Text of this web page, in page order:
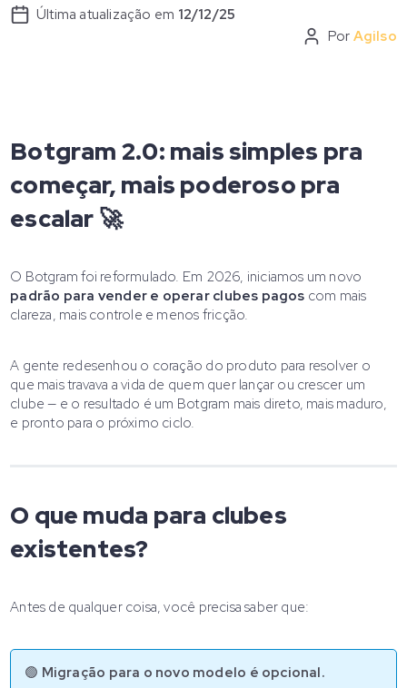
Última atualização em 12/12/25
Por Agilso
Botgram 2.0: mais simples pra
começar, mais poderoso pra
escalar 🚀
O Botgram foi reformulado. Em 2026, iniciamos um novo
padrão para vender e operar clubes pagos com mais
clareza, mais controle e menos fricção.
A gente redesenhou o coração do produto para resolver o
que mais travava a vida de quem quer lançar ou crescer um
clube — e o resultado é um Botgram mais direto, mais maduro,
e pronto para o próximo ciclo.
O que muda para clubes
existentes?
Antes de qualquer coisa, você precisa saber que:
🟢 Migração para o novo modelo é opcional.